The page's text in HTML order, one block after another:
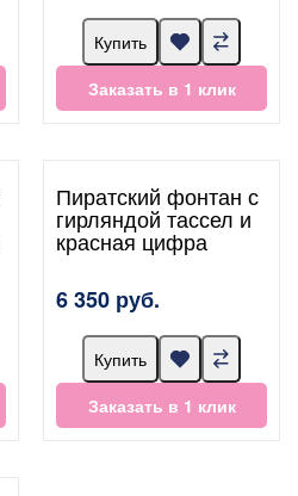
Купить
Заказать в 1 клик
Пиратский фонтан с
гирляндой тассел и
красная цифра
6 350 руб.
Купить
Заказать в 1 клик